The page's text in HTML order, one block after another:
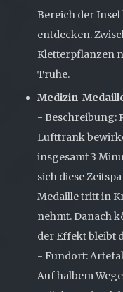
Bereich der
entdecken.
Kletterpflanzen
Truhe.
Medizin-
- Beschreibung:
Lufttrank
insgesamt 3
sich diese
Medaille tritt in
nehmt. Danach
der Effekt bleibt
- Fundort:
Auf halbem